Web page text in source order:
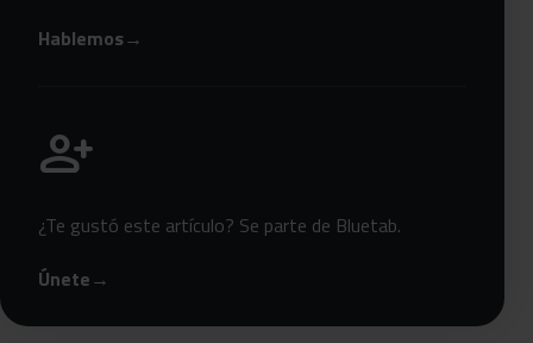
Hablemos→
person_add
Únete a Bluetab
¿Te gustó este artículo? Se parte de Bluetab.
Únete→